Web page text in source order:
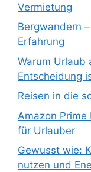
Vermietung
Bergwandern
Erfahrung
Warum Urlaub
Entscheidung
Reisen in die
Amazon
für Urlauber
Gewusst wie:
nutzen und